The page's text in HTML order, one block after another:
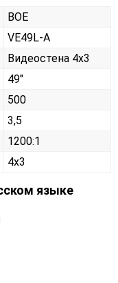
BOE
VE49L-A
Видеостена 4х3
49"
500
3,5
1200:1
4x3
языке